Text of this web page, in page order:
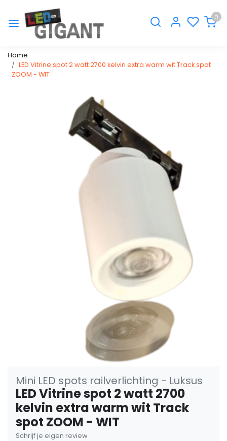
0
Home
LED Vitrine spot 2 watt 2700 kelvin extra warm wit Track spot
ZOOM - WIT
Mini LED spots railverlichting - Luksus
LED Vitrine spot 2 watt 2700
kelvin extra warm wit Track
spot ZOOM - WIT
Schrijf je eigen review